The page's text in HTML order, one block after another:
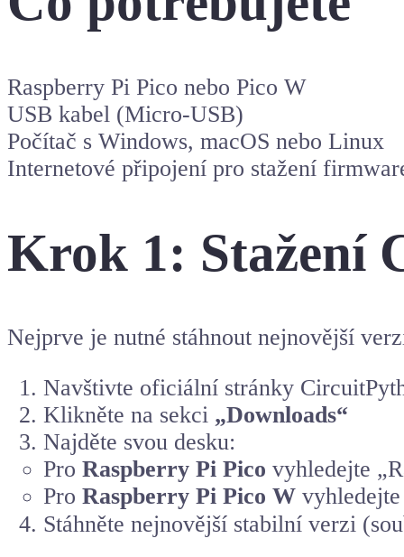
Raspberry Pi Pico nebo Pico W
USB kabel (Micro-USB)
Počítač s Windows, macOS nebo Linux
Internetové připojení pro stažení
Krok 1: Stažení
Nejprve je nutné stáhnout nejnovější
Navštivte oficiální stránky
Klikněte na sekci „Downloads“
Najděte svou desku:
Pro Raspberry Pi Pico vyhledejte
Pro Raspberry Pi Pico W
Stáhněte nejnovější stabilní verzi